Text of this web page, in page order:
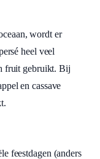
wordt er
heel veel
fruit gebruikt. Bij
en cassave
feestdagen (anders